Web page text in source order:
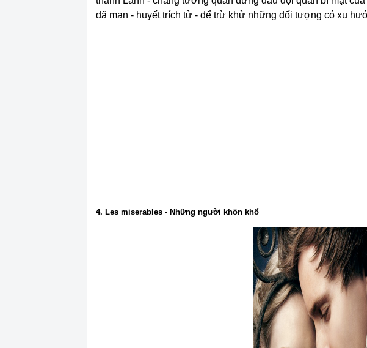
dã man - huyết trích tử - để trừ khử những đối tượng có xu
4. Les miserables - Những người khốn khổ